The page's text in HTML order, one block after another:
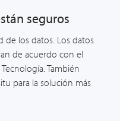
seguros
de los datos. Los datos
de acuerdo con el
También
para la solución más